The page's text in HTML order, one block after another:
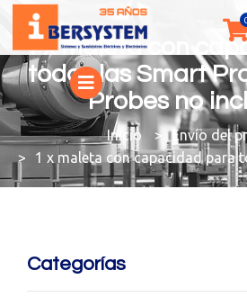
1 x maleta con
todas las Smart
Probes no
You are here:
Envío del
1 x maleta con capacidad para
Categorías